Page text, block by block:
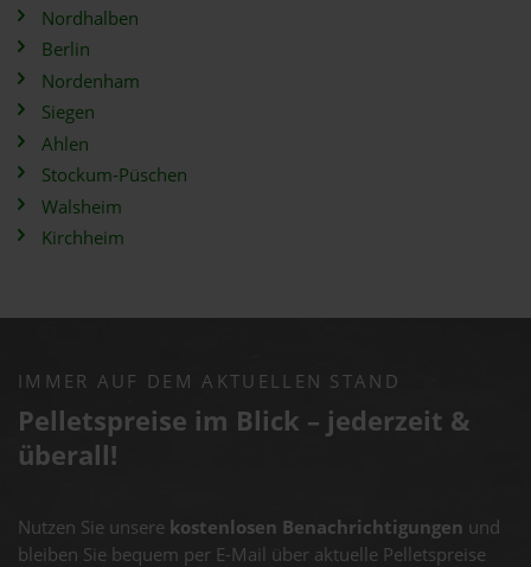
Nordhalben
Berlin
Nordenham
Siegen
Ahlen
Stockum-Püschen
Walsheim
Kirchheim
IMMER AUF DEM AKTUELLEN STAND
Pelletspreise im Blick – jederzeit &
überall!
Nutzen Sie unsere kostenlosen Benachrichtigungen und
bleiben Sie bequem per E-Mail über aktuelle Pelletspreise